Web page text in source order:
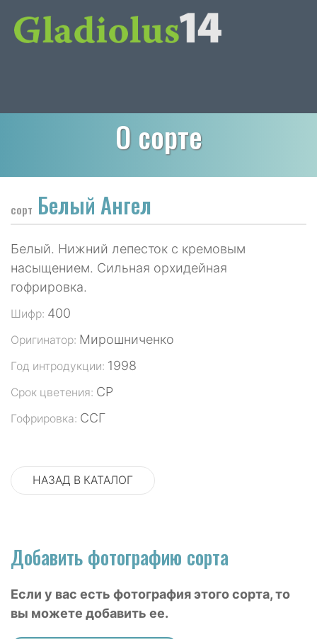
О сорте
сорт Белый Ангел
Белый. Нижний лепесток с кремовым
насыщением. Сильная орхидейная
гофрировка.
Шифр: 400
Оригинатор: Мирошниченко
Год интродукции: 1998
Срок цветения: СР
Гофрировка: ССГ
НАЗАД В КАТАЛОГ
Добавить фотографию сорта
Если у вас есть фотография этого сорта, то
вы можете добавить ее.